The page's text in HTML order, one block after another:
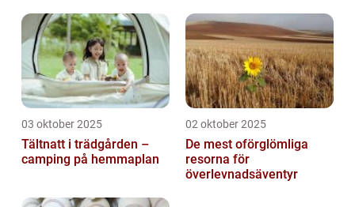
03 oktober 2025
Tältnatt i trädgården –
camping på hemmaplan
02 oktober 2025
De mest oförglömliga
resorna för
överlevnadsäventyr